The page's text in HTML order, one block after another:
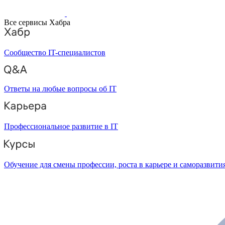
Все сервисы Хабра
Сообщество IT-специалистов
Ответы на любые вопросы об IT
Профессиональное развитие в IT
Обучение для смены профессии, роста в карьере и